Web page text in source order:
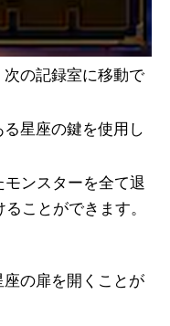
次の記録室に移動で
星座の鍵を使用し
ンスターを全て退
ことができます。
座の扉を開くことが